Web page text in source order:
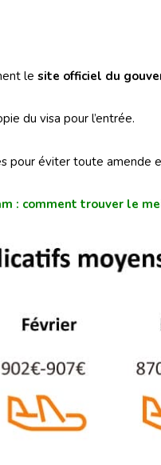
le site officiel du
du visa pour l’entrée.
pour éviter toute amende
: comment trouver le